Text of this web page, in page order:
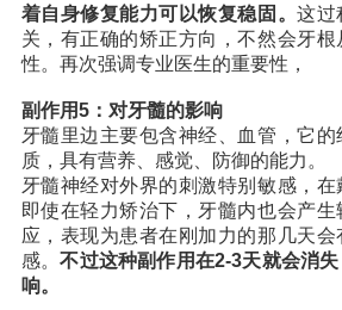
着自身修复能力可以恢复稳固。这过
关，有正确的矫正方向，不然会牙
性。再次强调专业医生的重要性，
副作用5：对牙髓的影响
牙髓里边主要包含神经、血管，它
质，具有营养、感觉、防御的能力。
牙髓神经对外界的刺激特别敏感，在
即使在轻力矫治下，牙髓内也会产生
应，表现为患者在刚加力的那几天
感。不过这种副作用在2-3天就会消
响。